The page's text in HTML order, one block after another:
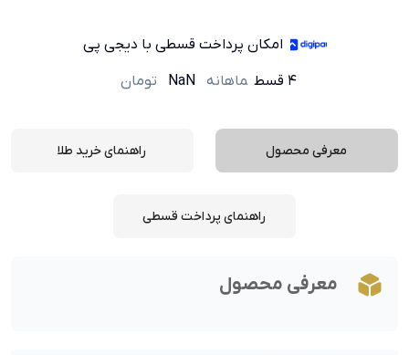
امکان پرداخت قسطی با دیجی پی
۴ قسط
ماهانه NaN تومان
معرفی محصول راهنمای خرید طلا
راهنمای پرداخت قسطی
معرفی محصول